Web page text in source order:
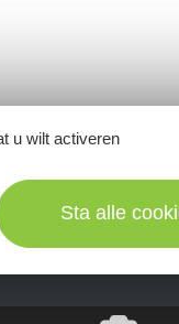
et laissez-
séjour en
u wilt activeren
Sta alle